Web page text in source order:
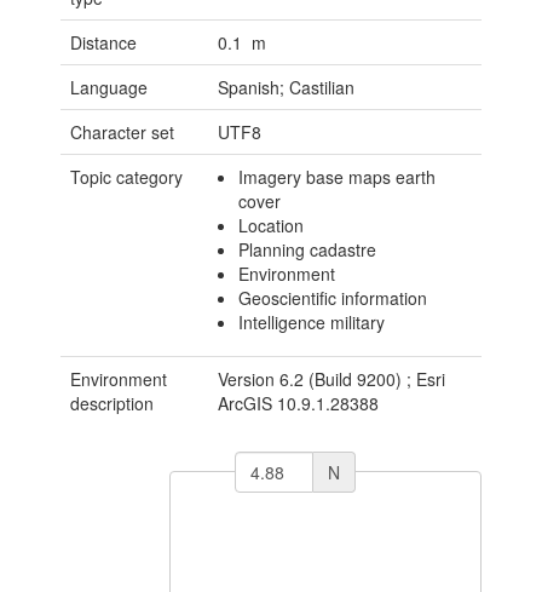
Distance
0.1 m
Language
Spanish; Castilian
Character set
UTF8
Topic category
Imagery base maps earth
cover
Location
Planning cadastre
Environment
Geoscientific information
Intelligence military
Environment
description
Version 6.2 (Build 9200) ; Esri
ArcGIS 10.9.1.28388
N